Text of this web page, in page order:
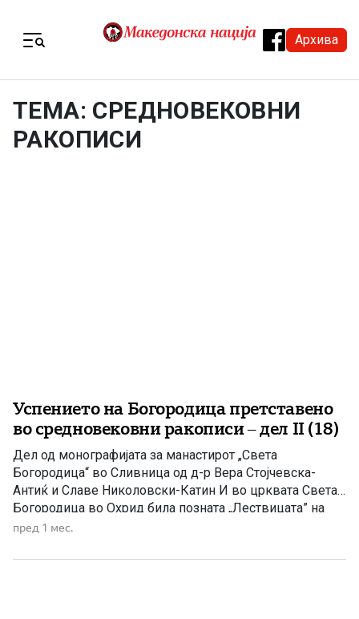
Архива
ТЕМА: СРЕДНОВЕКОВНИ
РАКОПИСИ
Успението на Богородица претставено
во средновековни ракописи – дел II (18)
Дел од монографијата за манастирот „Света
Богородица“ во Сливница од д-р Вера Стојчевска-
Антиќ и Славе Николовски-Катин И во црквата Света
Богородица во Охрид била позната „Лествицата” на
Јоан Лествичник, во 1360 година. Во неа биле
заостанува и црквата Света Богородица – Елеуса, во
пред 1 мес.